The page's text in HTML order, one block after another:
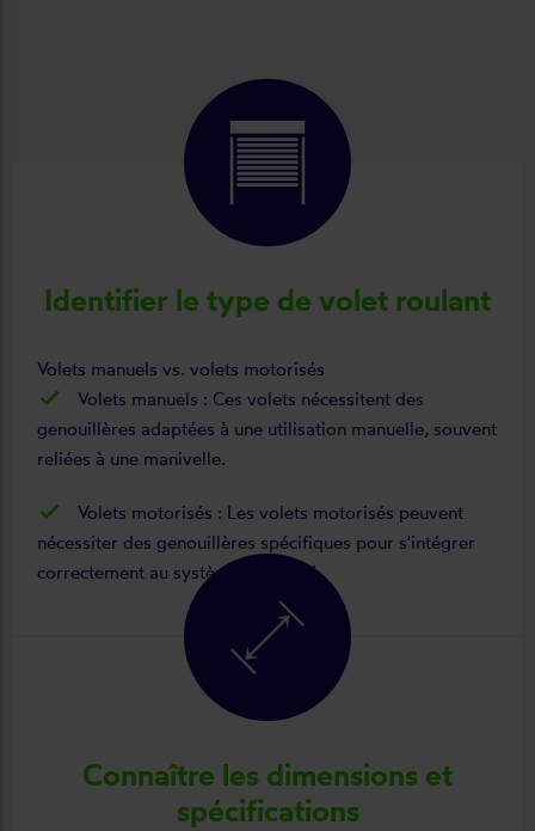
Identifier le type de volet roulant
Volets manuels vs. volets motorisés
Volets manuels : Ces volets nécessitent des
genouillères adaptées à une utilisation manuelle, souvent
reliées à une manivelle.
Volets motorisés : Les volets motorisés peuvent
nécessiter des genouillères spécifiques pour s'intégrer
correctement au système motorisé.
Connaître les dimensions et
spécifications